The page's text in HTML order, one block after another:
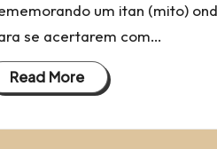
um itan (mito)
se acertarem com…
Read More